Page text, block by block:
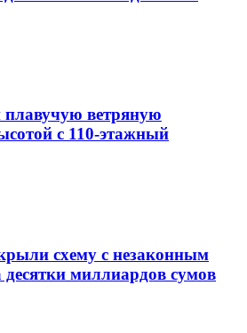
плавучую ветряную
с 110-этажный
схему с незаконным
миллиардов сумов